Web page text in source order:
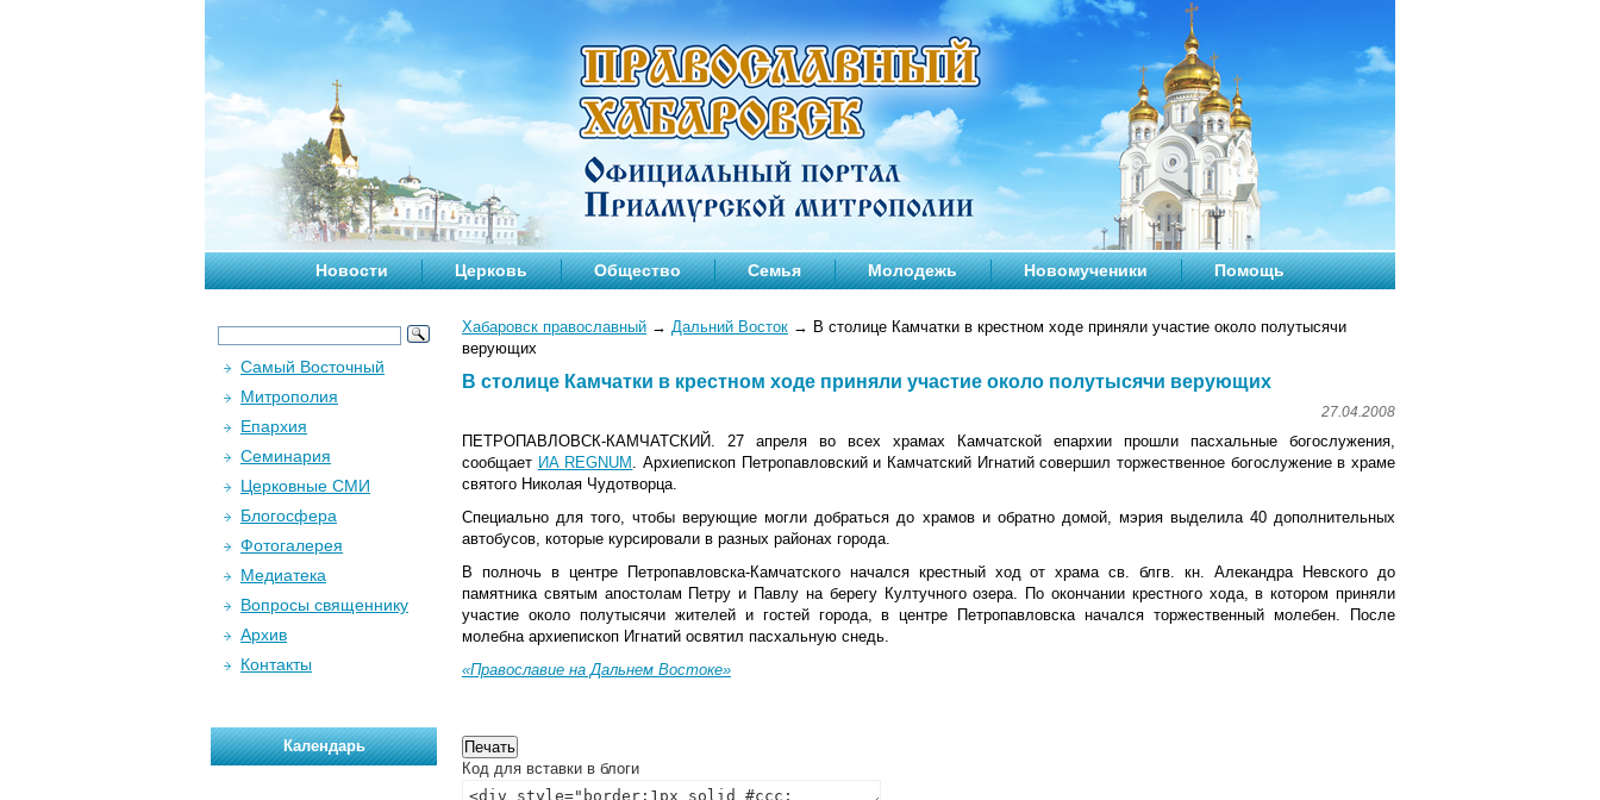
Новости Церковь Общество Семья Молодежь Новомученики Помощь
Хабаровск православный → Дальний Восток → В столице Камчатки в крестном ходе приняли участие около полутысячи
верующих
В столице Камчатки в крестном ходе приняли участие около полутысячи верующих
27.04.2008
ПЕТРОПАВЛОВСК-КАМЧАТСКИЙ. 27 апреля во всех храмах Камчатской епархии прошли пасхальные богослужения,
сообщает ИА REGNUM . Архиепископ Петропавловский и Камчатский Игнатийсовершил торжественное богослужение в храме
святого Николая Чудотворца.
Специально для того, чтобы верующие могли добраться до храмов и обратно домой, мэрия выделила 40 дополнительных
автобусов, которые курсировали в разных районах города.
В полночь в центре Петропавловска-Камчатского начался крестный ход от храма св. блгв. кн. Алекандра Невского до
памятника святым апостолам Петру и Павлу на берегу Култучного озера. По окончании крестного хода, в котором приняли
участие около полутысячи жителей и гостей города, в центре Петропавловска начался торжественный молебен. После
молебна архиепископ Игнатий освятил пасхальную снедь.
«Православие на Дальнем Востоке»
Код для вставки в блоги
Самый Восточный
Митрополия
Епархия
Семинария
Церковные СМИ
Блогосфера
Фотогалерея
Медиатека
Вопросы священнику
Архив
Контакты
Календарь